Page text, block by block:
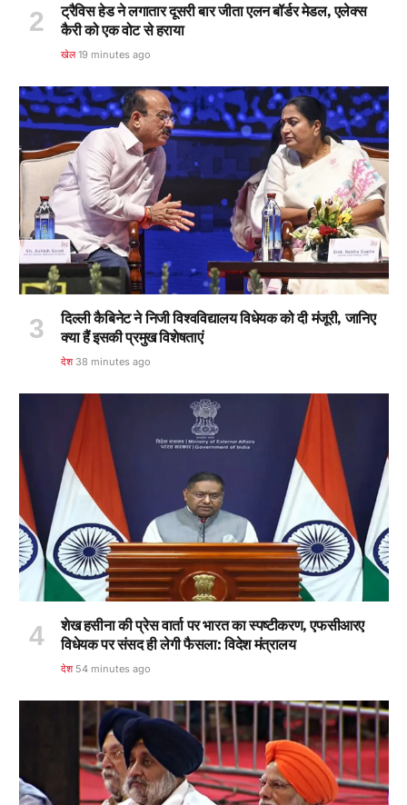
ट्रैविस हेड ने लगातार दूसरी बार जीता एलन बॉर्डर मेडल, एलेक्स
कैरी को एक वोट से हराया
खेल 19 minutes ago
दिल्ली कैबिनेट ने निजी विश्वविद्यालय विधेयक को दी मंजूरी, जानिए
क्या हैं इसकी प्रमुख विशेषताएं
देश 38 minutes ago
शेख हसीना की प्रेस वार्ता पर भारत का स्पष्टीकरण, एफसीआरए
विधेयक पर संसद ही लेगी फैसला: विदेश मंत्रालय
देश 54 minutes ago